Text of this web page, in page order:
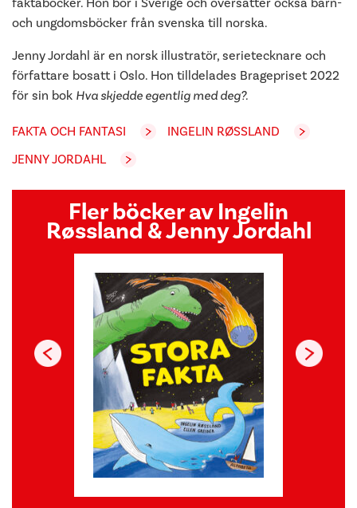
och ungdomsböcker från svenska till norska.
Jenny Jordahl är en norsk illustratör, serietecknare och
författare bosatt i Oslo. Hon tilldelades Bragepriset 2022
för sin bok Hva skjedde egentlig med deg?.
FAKTA OCH FANTASI
INGELIN RØSSLAND
JENNY JORDAHL
Fler böcker av Ingelin
Røssland & Jenny Jordahl